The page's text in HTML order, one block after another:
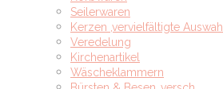
Seilerwaren
Kerzen ,vervielfältigte Auswahl
Veredelung
Kirchenartikel
Wäscheklammern